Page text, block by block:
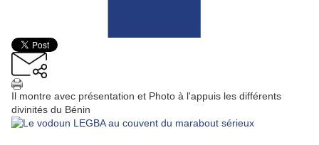
Il montre avec présentation et Photo à l'appuis les différents
divinités du Bénin